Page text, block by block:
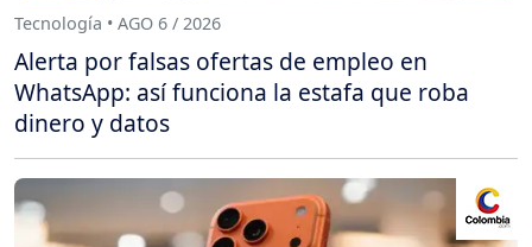
Tecnología • AGO 6 / 2026
Alerta por falsas ofertas de empleo en
WhatsApp: así funciona la estafa que roba
dinero y datos